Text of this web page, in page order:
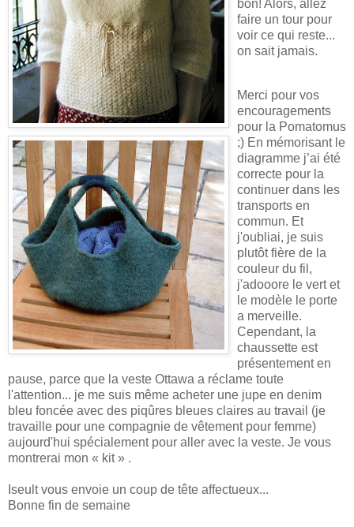
bon! Alors, allez
faire un tour pour
voir ce qui reste...
on sait jamais.
Merci pour vos
encouragements
pour la Pomatomus
;) En mémorisant le
diagramme j’ai été
correcte pour la
continuer dans les
transports en
commun. Et
j'oubliai, je suis
plutôt fière de la
couleur du fil,
j'adooore le vert et
le modèle le porte
a merveille.
Cependant, la
chaussette est
présentement en
pause, parce que la veste Ottawa a réclame toute
l'attention... je me suis même acheter une jupe en denim
bleu foncée avec des piqûres bleues claires au travail (je
travaille pour une compagnie de vêtement pour femme)
aujourd'hui spécialement pour aller avec la veste. Je vous
montrerai mon « kit » .
Iseult vous envoie un coup de tête affectueux...
Bonne fin de semaine